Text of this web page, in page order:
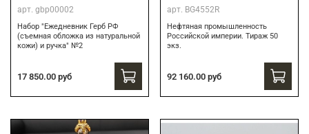
арт. gbp00002
Набор "Ежедневник Герб РФ
(съемная обложка из натуральной
кожи) и ручка" №2
17 850.00 руб
арт. BG4552R
Нефтяная промышленность
Российской империи. Тираж 50
экз.
92 160.00 руб